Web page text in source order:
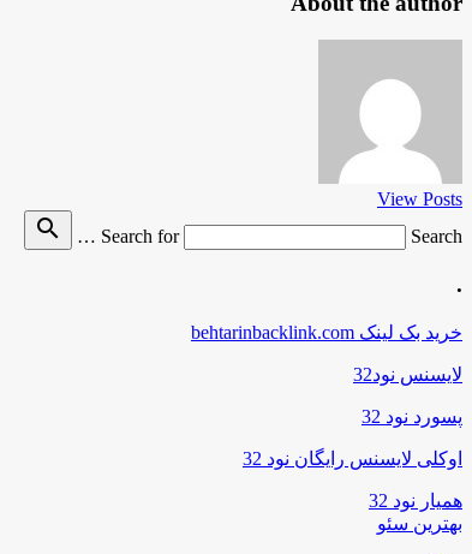
View Posts
Search for
Search …
search
.
خرید بک لینک behtarinbacklink.com
لایسنس نود32
پسورد نود 32
اوکلی لایسنس رایگان نود 32
همیار نود 32
بهترین سئو